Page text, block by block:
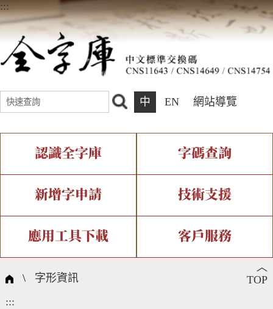
:::
中 EN 網站導覽
認識全字庫
全字庫介紹 全字庫現況
中文碼介紹 專有名詞介紹
國際字碼相關組織
字碼查詢
IDS查詢 部件查詢
複合查詢 注音查詢
筆畫查詢
新增字申請
新字申請處理流程
技術支援
字形即時顯示 造字解決方案
全字庫授權 轉碼Web Service
應用工具下載
個人電腦造字處理工具
客戶服務
問題集
︿
TOP
\ 字形資訊
:::